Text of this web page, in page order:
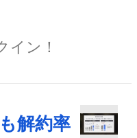
イン！
解約率